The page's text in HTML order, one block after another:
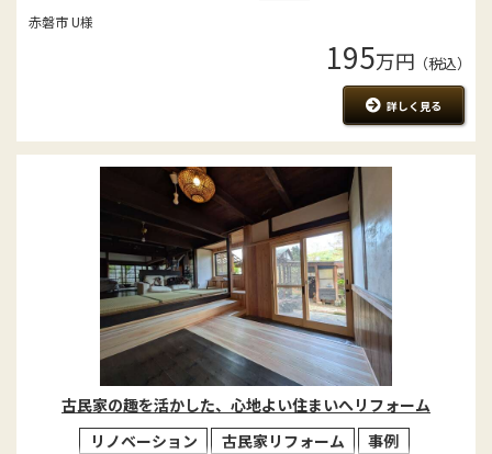
赤磐市 U様
195万円 （税込）
詳しく見る
古民家の趣を活かした、心地よい住まいへリフォーム
リノベーション
古民家リフォーム 事例